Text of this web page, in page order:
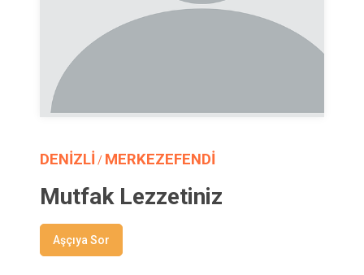
DENİZLİ / MERKEZEFENDİ
Mutfak Lezzetiniz
Aşçıya Sor